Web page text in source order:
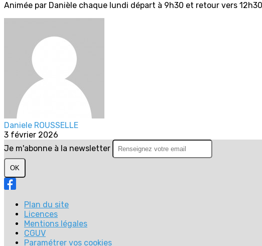
Animée par Danièle chaque lundi départ à 9h30 et retour vers
Daniele ROUSSELLE
3 février 2026
Je m'abonne à la newsletter
OK
Plan du site
Licences
Mentions légales
CGUV
Paramétrer vos cookies